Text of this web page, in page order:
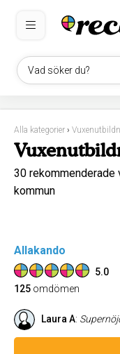
Vad söker du?
Alla kategorier ›
30 rekommenderade
kommun
Allakando
5.0
125 omdömen
Laura A: Supernöjd med hjälpen som